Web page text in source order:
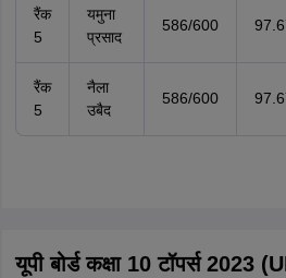
रैंक
5
यमुना
प्रसाद
586/600
रैंक
5
नैला
उबैद
586/600
यूपी बोर्ड कक्षा 10 टॉपर्स